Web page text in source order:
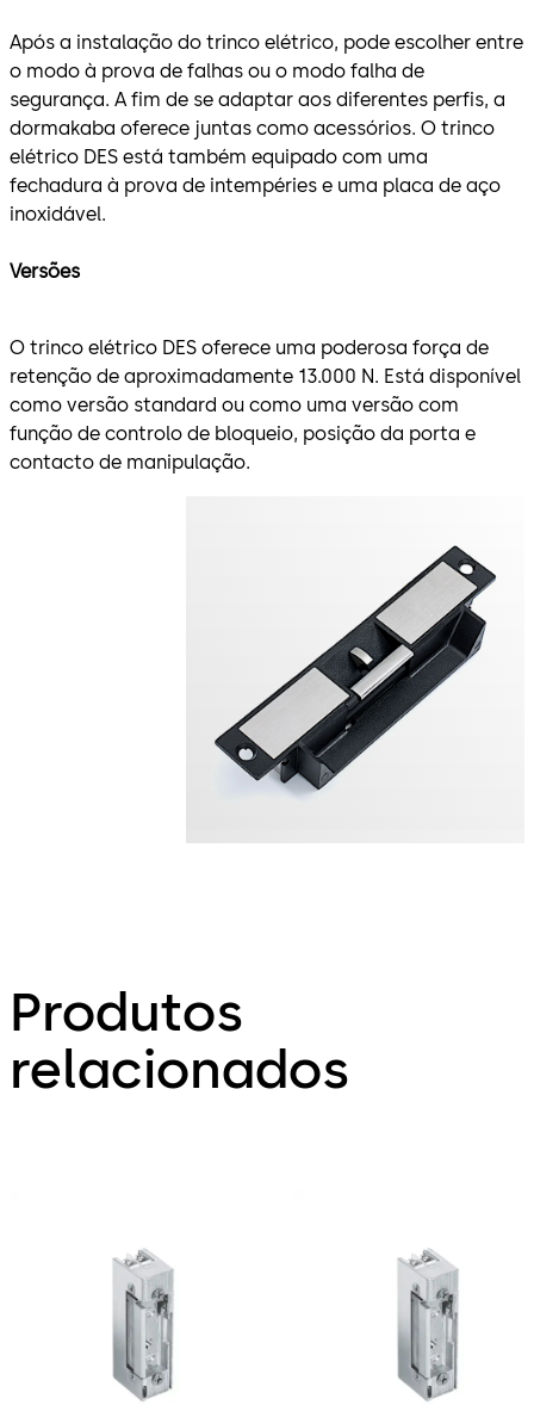
Após a instalação do trinco elétrico, pode escolher entre
o modo à prova de falhas ou o modo falha de
segurança. A fim de se adaptar aos diferentes perfis, a
dormakaba oferece juntas como acessórios. O trinco
elétrico DES está também equipado com uma
fechadura à prova de intempéries e uma placa de aço
inoxidável.
Versões
O trinco elétrico DES oferece uma poderosa força de
retenção de aproximadamente 13.000 N. Está disponível
como versão standard ou como uma versão com
função de controlo de bloqueio, posição da porta e
contacto de manipulação.
Produtos
relacionados